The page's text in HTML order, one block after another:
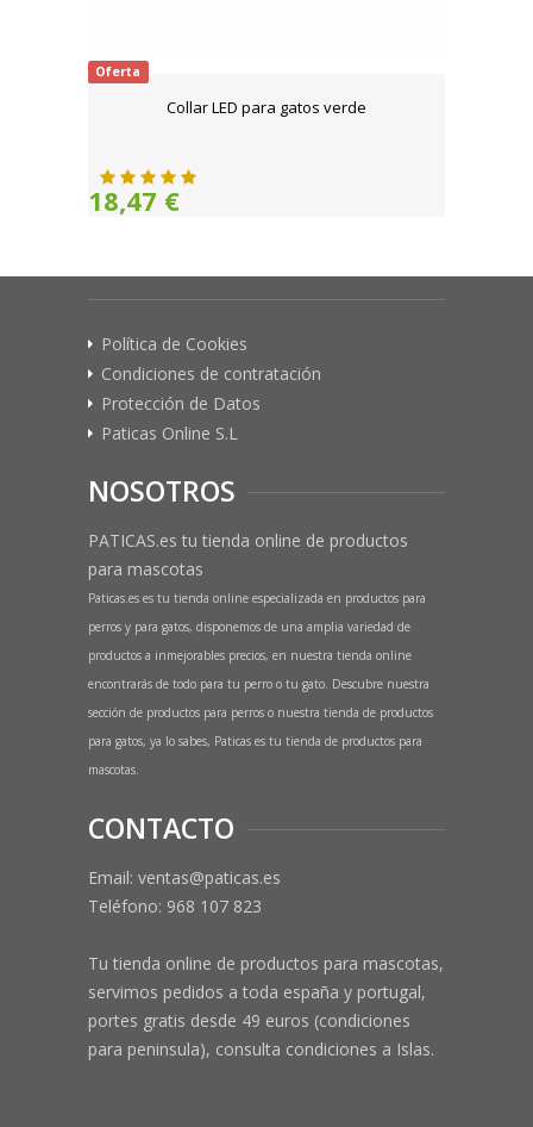
Oferta
Collar LED para gatos verde
18,47 €
Política de Cookies
Condiciones de contratación
Protección de Datos
Paticas Online S.L
NOSOTROS
PATICAS.es tu tienda online de productos
para mascotas
Paticas.es es tu tienda online especializada en productos para
perros y para gatos, disponemos de una amplia variedad de
productos a inmejorables precios, en nuestra tienda online
encontrarás de todo para tu perro o tu gato. Descubre nuestra
sección de productos para perros o nuestra tienda de productos
para gatos, ya lo sabes, Paticas es tu tienda de productos para
mascotas.
CONTACTO
Email: ventas@paticas.es
Teléfono: 968 107 823
Tu tienda online de productos para mascotas,
servimos pedidos a toda españa y portugal,
portes gratis desde 49 euros (condiciones
para peninsula), consulta condiciones a Islas.